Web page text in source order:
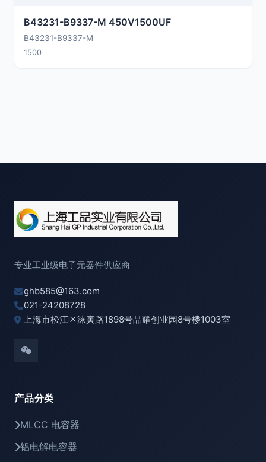
B43231-B9337-M 450V1500UF
B43231-B9337-M
1500
专业工业级电子元器件供应商
ghb585@163.com
021-24208728
上海市松江区涞寅路1898号品耀创业园8号楼1003室
产品分类
MLCC 电容器
铝电解电容器